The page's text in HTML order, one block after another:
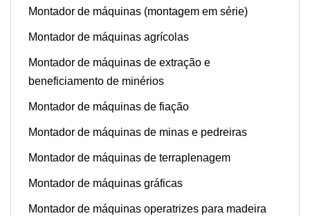
Montador de máquinas (montagem em série)
Montador de máquinas agrícolas
Montador de máquinas de extração e
beneficiamento de minérios
Montador de máquinas de fiação
Montador de máquinas de minas e pedreiras
Montador de máquinas de terraplenagem
Montador de máquinas gráficas
Montador de máquinas operatrizes para madeira